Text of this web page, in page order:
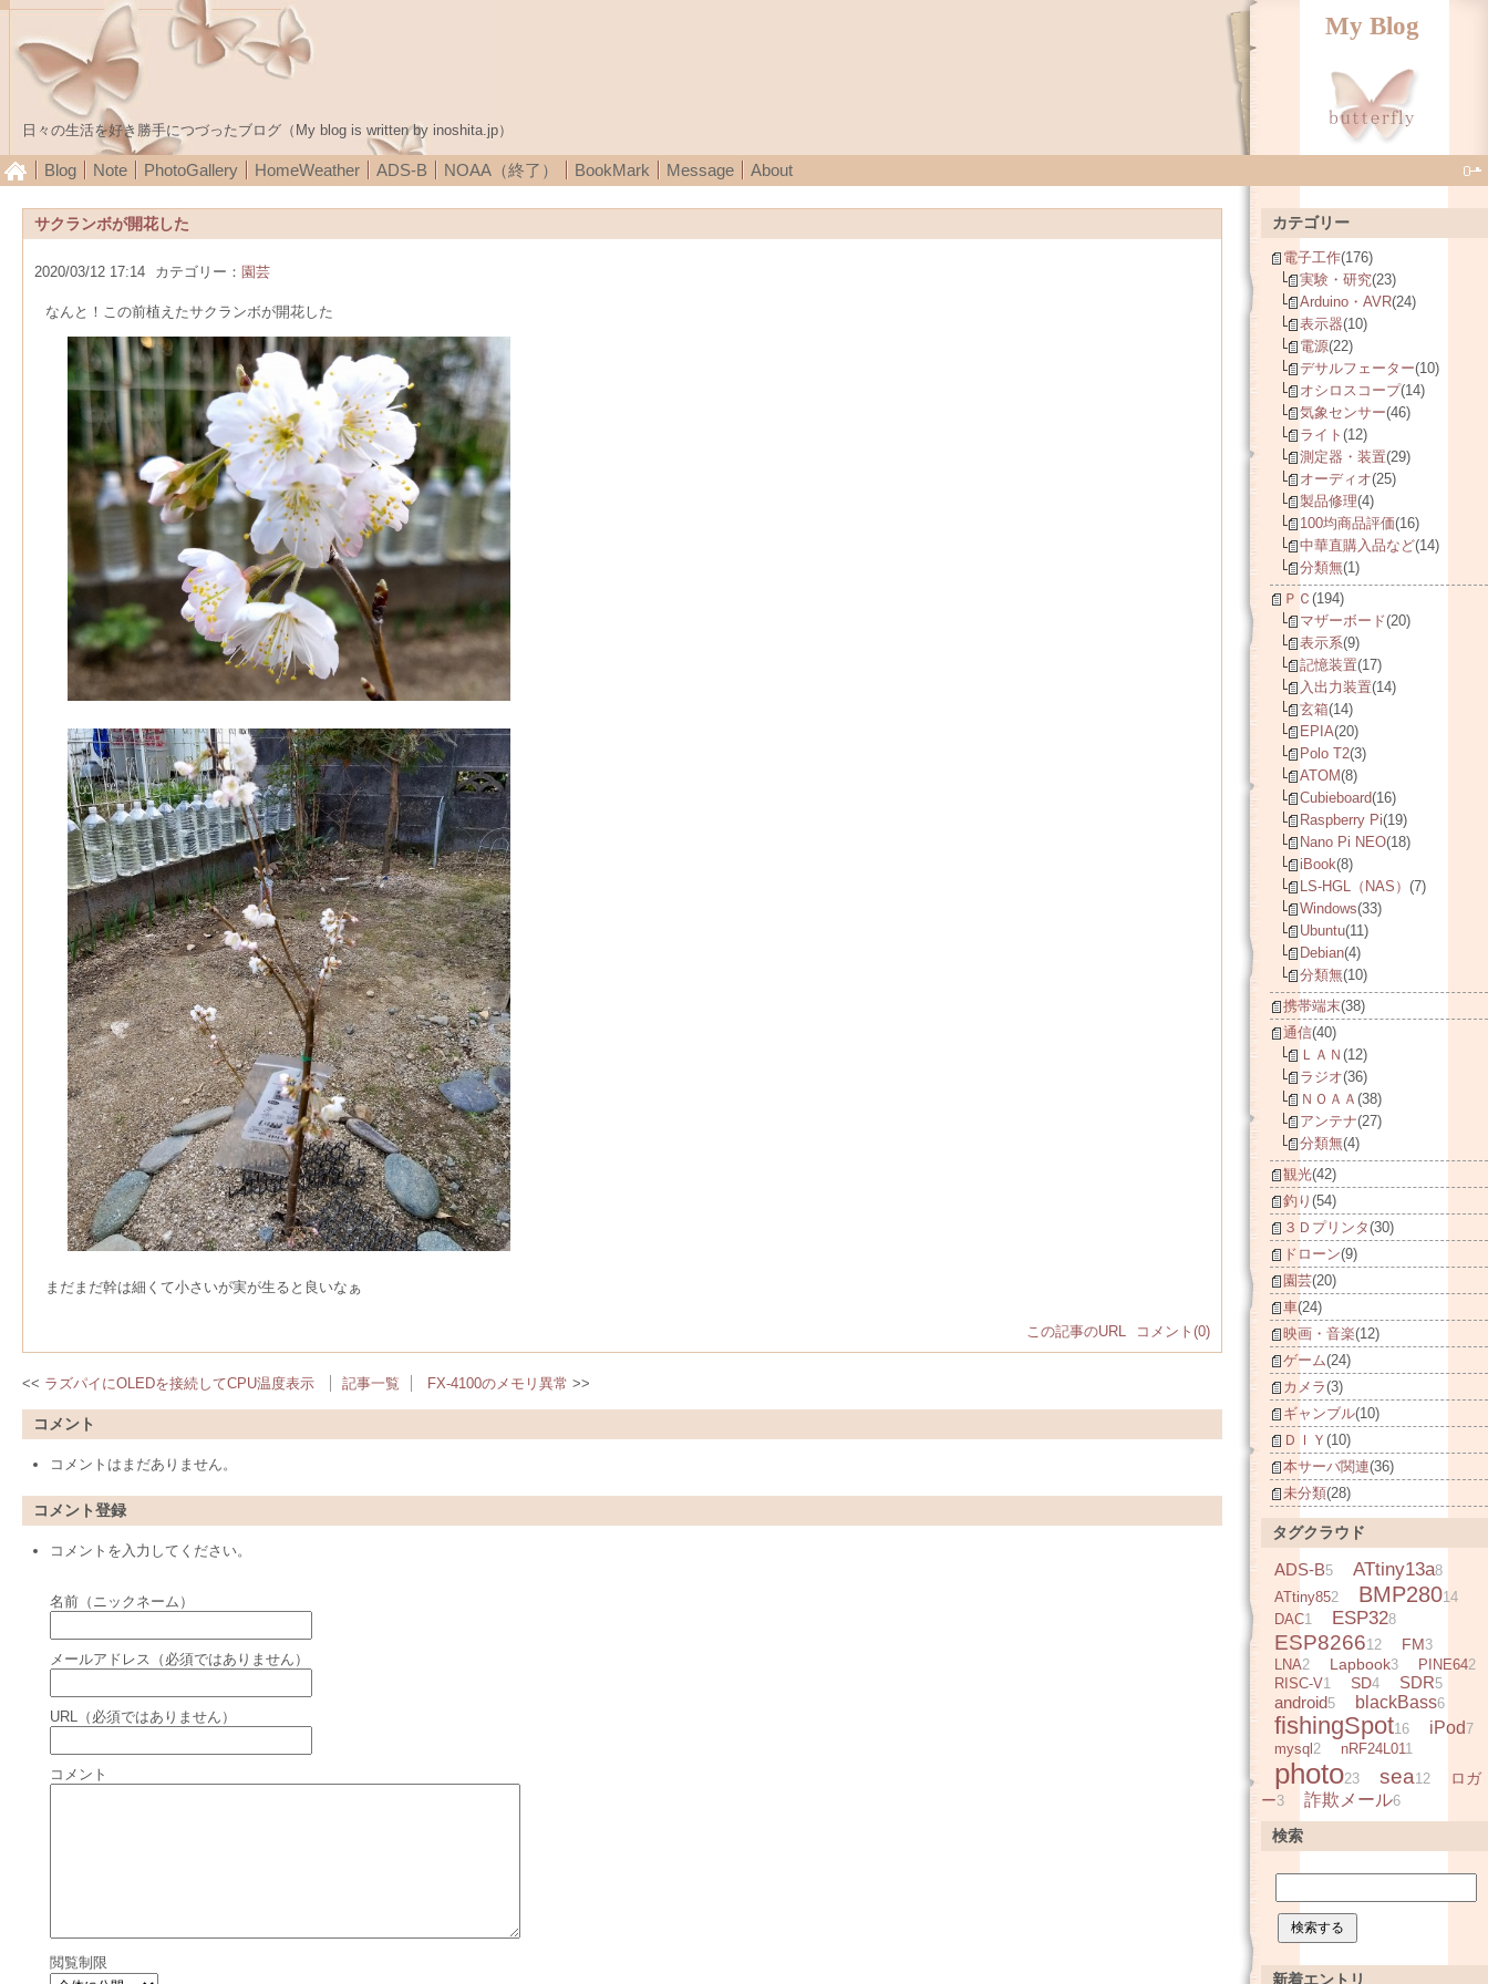
My Blog
日々の生活を好き勝手につづったブログ（My blog is written by inoshita.jp）
Blog Note PhotoGallery HomeWeather ADS-B NOAA（終了） BookMark Message About
サクランボが開花した
2020/03/12 17:14 カテゴリー： 園芸
なんと！この前植えたサクランボが開花した
まだまだ幹は細くて小さいが実が生ると良いなぁ
この記事のURL コメント(0)
ラズパイにOLEDを接続してCPU温度表示 記事一覧 FX-4100のメモリ異常
コメント
コメントはまだありません。
コメント登録
コメントを入力してください。
名前（ニックネーム）
メールアドレス（必須ではありません）
URL（必須ではありません）
コメント
閲覧制限
カテゴリー
電子工作(176)
実験・研究(23)
Arduino・AVR(24)
表示器(10)
電源(22)
デサルフェーター(10)
オシロスコープ(14)
気象センサー(46)
ライト (12)
測定器・装置(29)
オーディオ(25)
製品修理(4)
100均商品評価(16)
中華直購入品など(14)
分類無(1)
ＰＣ (194)
マザーボード(20)
表示系(9)
記憶装置(17)
入出力装置(14)
玄箱(14)
EPIA(20)
Polo T2(3)
ATOM(8)
Cubieboard(16)
Raspberry Pi(19)
Nano Pi NEO(18)
iBook(8)
LS-HGL（NAS） (7)
Windows(33)
Ubuntu(11)
Debian(4)
分類無(10)
携帯端末(38)
通信(40)
ＬＡＮ (12)
ラジオ(36)
ＮＯＡＡ (38)
アンテナ(27)
分類無(4)
観光(42)
釣り (54)
３Ｄプリンタ(30)
ドローン(9)
園芸(20)
車(24)
映画・音楽(12)
ゲーム(24)
カメラ(3)
ギャンブル(10)
ＤＩＹ (10)
本サーバ関連(36)
未分類(28)
タグクラウド
ADS-B5 ATtiny13a8
ATtiny852 BMP28014
DAC1 ESP328
ESP826612 FM3
LNA2 Lapbook3 PINE642
RISC-V1 SD4 SDR5
android5 blackBass6
fishingSpot16 iPod7
mysql 2 nRF24L011
photo23 sea12
ロガ
ー3 詐欺メール6
検索
新着エントリ